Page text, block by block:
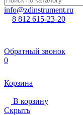
info@zdinstrument.ru
8 812 615-23-20
Обратный звонок
0
Корзина
В корзину
Скрыть